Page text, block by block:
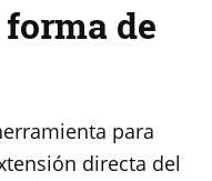
de
para
directa del